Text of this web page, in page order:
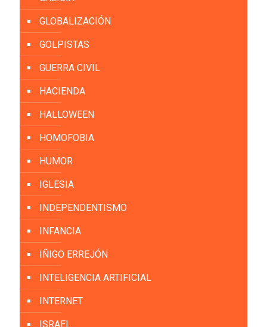
GLOBALIZACIÓN
GOLPISTAS
GUERRA CIVIL
HACIENDA
HALLOWEEN
HOMOFOBIA
HUMOR
IGLESIA
INDEPENDENTISMO
INFANCIA
IÑIGO ERREJÓN
INTELIGENCIA ARTIFICIAL
INTERNET
ISRAEL